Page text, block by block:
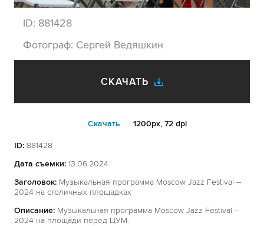
ID: 881428
Фотограф: Сергей Ведяшкин
СКАЧАТЬ
Cкачать 1200px, 72 dpi
ID: 881428
Дата съемки: 13.06.2024
Заголовок: Музыкальная программа Moscow Jazz Festival –
2024 на столичных площадках
Описание: Музыкальная программа Moscow Jazz Festival –
2024 на площади перед ЦУМ.